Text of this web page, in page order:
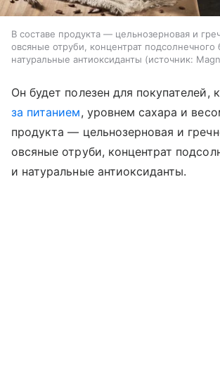
В составе продукта — цельнозерновая и
овсяные отруби, концентрат подсолнечного
натуральные антиоксиданты
источник:
Он будет полезен для покупателей,
за питанием, уровнем сахара и
продукта — цельнозерновая и
овсяные отруби, концентрат
и натуральные антиоксиданты.